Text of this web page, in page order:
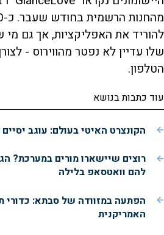
להוריד את האפליקציות, אך גם
שלו עדיין לא נפטר מהווירוס -
הטלפון.
עוד כתבות בנושא
הקונצרט האיטי בעולם: עוגב יסיים
רוצים שיישארו מורים במערכת?
להם וואטסאפ בלילה
הפתעה במזוודה של סבתא: כדורי
האמריקנית